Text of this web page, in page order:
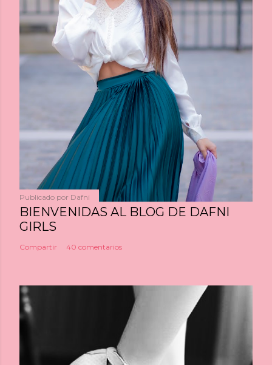
Publicado por Dafni
BIENVENIDAS AL BLOG DE DAFNI
GIRLS
Compartir 40 comentarios